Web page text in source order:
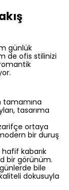
günlük
de ofis stilinizi
tamamına
tasarıma
ortaya
bir duruş
hafif kabarık
bir görünüm.
bile
dokusuyla